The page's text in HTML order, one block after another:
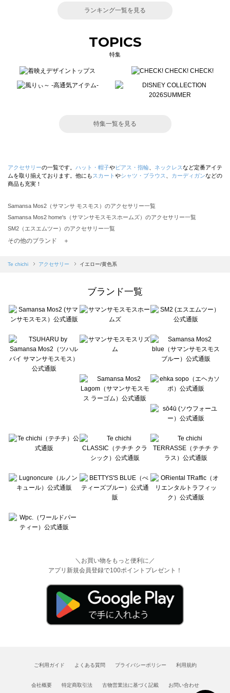
ランキング一覧を見る
TOPICS
特集
特集一覧を見る
アクセサリーの一覧です。 ハット・帽子やピアス・指輪 ネックレスなど定番アイテ
ムを取り揃えております。他にも スカート やシャツ・ブラウス カーディガンなどの
商品も充実！
Samansa Mos2（サマンサ モスモス）のアクセサリー一覧
Samansa Mos2 home's（サマンサモスモスホームズ）のアクセサリー一覧
SM2（エスエムツー）のアクセサリー一覧
TSUHARU by Samansa Mos2（ツハルバイサマンサモスモス）のアクセサリー一覧
Samansa Mos2 blue（サマンサモスモス ブルー）のアクセサリー一覧
sō4ū（ソウフォーユー）のアクセサリー一覧
Te chichi（テチチ）のアクセサリー一覧
Te chichi CLASSIC（テチチ クラシック）のアクセサリー一覧
Lugnoncure（ルノンキュール）のアクセサリー一覧
BETTY'S BLUE（べティーズブルー）のアクセサリー一覧
Wpc.（ワールドパーティー）のアクセサリー一覧
その他のブランド ＋
Te chichi アクセサリー イエロー/黄色系
ブランド一覧
＼お買い物をもっと便利に／
アプリ新規会員登録で100ポイントプレゼント！
ご利用ガイド よくある質問 プライバシーポリシー 利用規約
会社概要 特定商取引法 古物営業法に基づく記載 お問い合わせ